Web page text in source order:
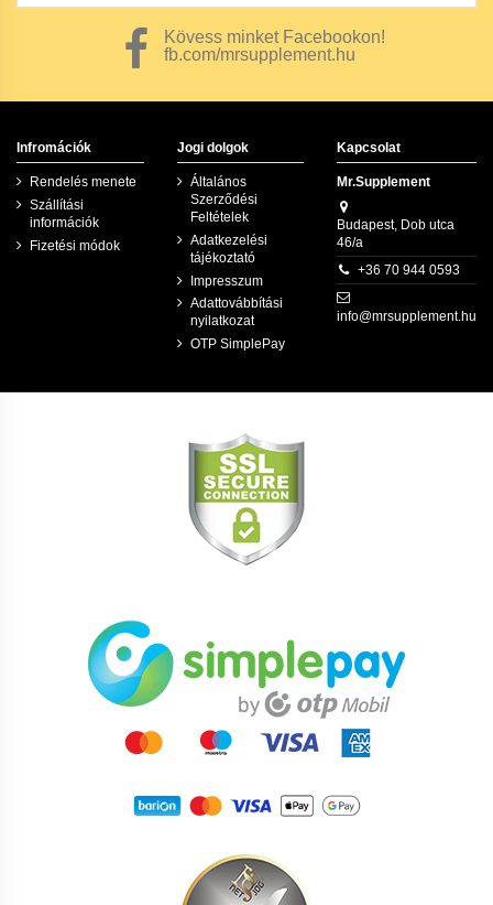
Kövess minket Facebookon!
fb.com/mrsupplement.hu
Infromációk
Rendelés menete
Szállítási
információk
Fizetési módok
Jogi dolgok
Általános
Szerződési
Feltételek
Adatkezelési
tájékoztató
Impresszum
Adattovábbítási
nyilatkozat
OTP SimplePay
Kapcsolat
Mr.Supplement
Budapest, Dob utca
46/a
+36 70 944 0593
info@mrsupplement.hu